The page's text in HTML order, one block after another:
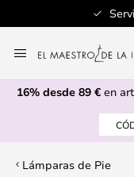
al
contenido
16% desde 89 € en
Lámparas de Pie